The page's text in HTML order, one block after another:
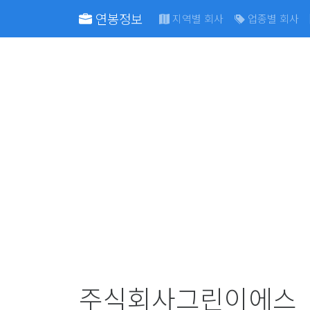
연봉정보 지역별 회사 업종별 회사
주식회사그린이에스